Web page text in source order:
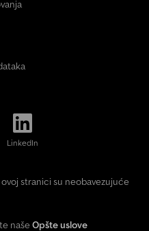
LinkedIn
stranici su neobavezujuće
naše Opšte uslove